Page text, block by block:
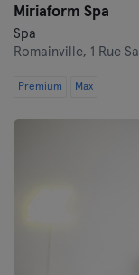
Miriaform Spa
Spa
Romainville, 1 Rue
Premium Max